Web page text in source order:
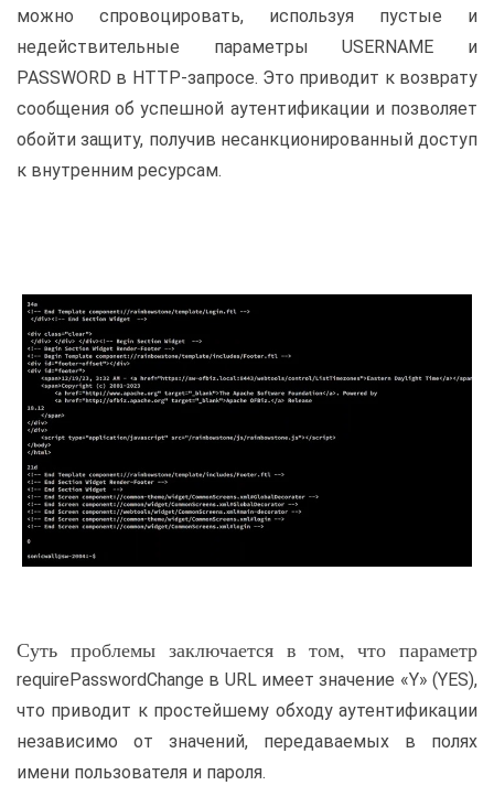
можно спровоцировать, используя пустые и
недействительные параметры USERNAME и
PASSWORD в HTTP-запросе. Это приводит к возврату
сообщения об успешной аутентификации и позволяет
обойти защиту, получив несанкционированный доступ
к внутренним ресурсам.
Суть проблемы заключается в том, что параметр
requirePasswordChange в URL имеет значение «Y» (YES),
что приводит к простейшему обходу аутентификации
независимо от значений, передаваемых в полях
имени пользователя и пароля.